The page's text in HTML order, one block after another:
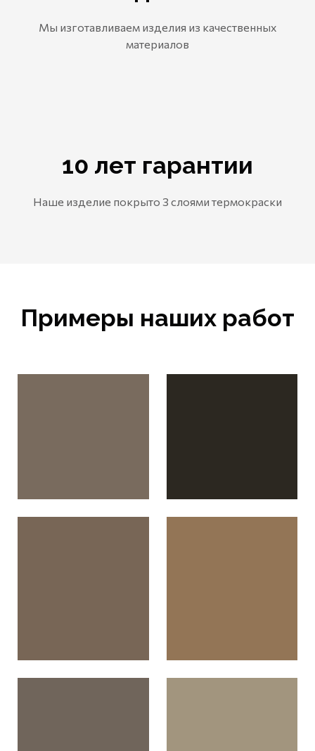
Мы изготавливаем изделия из качественных
материалов
10 лет гарантии
Наше изделие покрыто 3 слоями термокраски
Примеры наших работ